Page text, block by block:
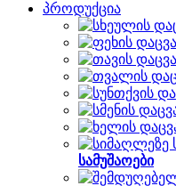
პროდუქცია
სამუშაოები